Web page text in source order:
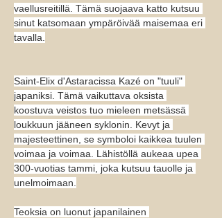
vaellusreitillä. Tämä suojaava katto kutsuu
sinut katsomaan ympäröivää maisemaa eri
tavalla.
Saint-Elix d'Astaracissa Kazé on "tuuli"
japaniksi. Tämä vaikuttava oksista
koostuva veistos tuo mieleen metsässä
loukkuun jääneen syklonin. Kevyt ja
majesteettinen, se symboloi kaikkea tuulen
voimaa ja voimaa. Lähistöllä aukeaa upea
300-vuotias tammi, joka kutsuu tauolle ja
unelmoimaan.
Teoksia on luonut japanilainen